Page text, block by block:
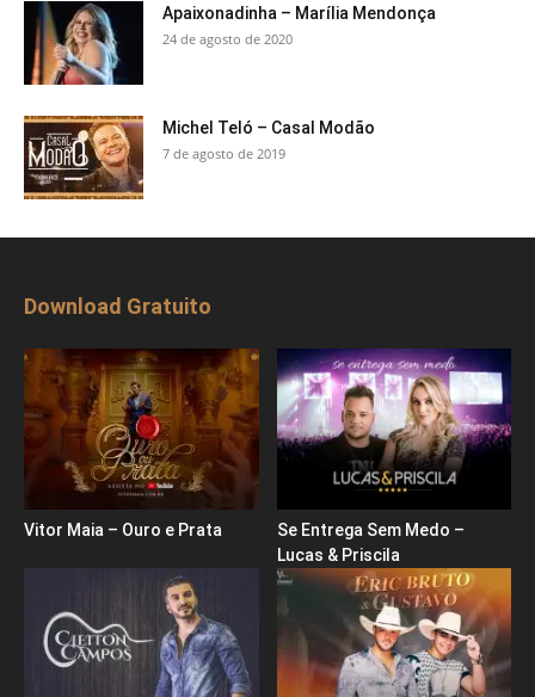
Apaixonadinha – Marília Mendonça
24 de agosto de 2020
Michel Teló – Casal Modão
7 de agosto de 2019
Download Gratuito
Vitor Maia – Ouro e Prata
Se Entrega Sem Medo –
Lucas & Priscila